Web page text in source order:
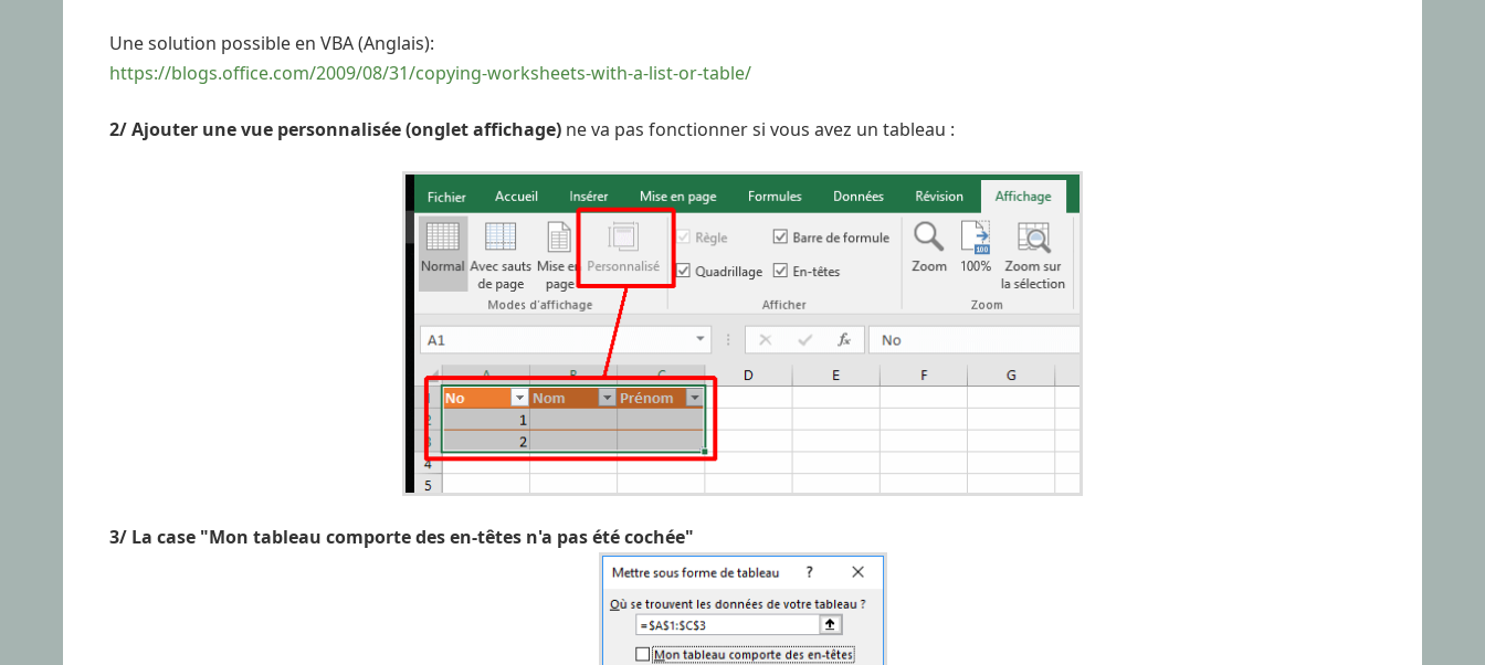
Une solution possible en VBA (Anglais):
https://blogs.office.com/2009/08/31/copying-worksheets-with-a-list-or-table/
2/ Ajouter une vue personnalisée (onglet affichage) ne va pas fonctionner si vous avez un tableau :
3/ La case "Mon tableau comporte des en-têtes n'a pas été cochée"